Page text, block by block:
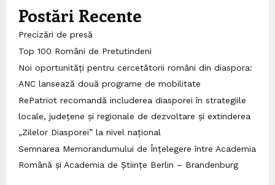
Postări Recente
Precizări de presă
Top 100 Români de Pretutindeni
Noi oportunități pentru cercetătorii români din diaspora:
ANC lansează două programe de mobilitate
RePatriot recomandă includerea diasporei în strategiile
locale, județene și regionale de dezvoltare și extinderea
„Zilelor Diasporei” la nivel național
Semnarea Memorandumului de Înțelegere între Academia
Română și Academia de Științe Berlin – Brandenburg